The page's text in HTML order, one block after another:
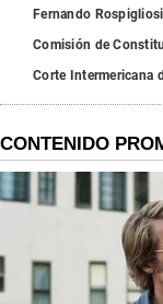
Fernando
Comisión de
Corte Intermericana